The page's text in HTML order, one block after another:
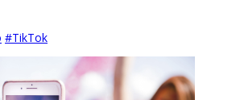
#TikTok